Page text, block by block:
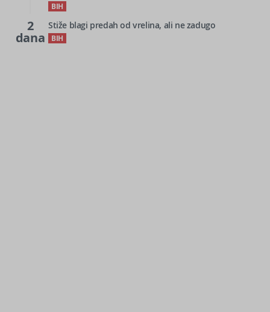
BIH
2
dana
Stiže blagi predah od vrelina, ali ne zadugo
BIH